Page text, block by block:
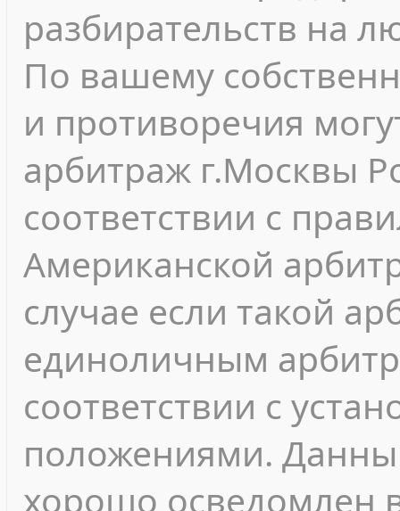
разбирательств на
По вашему
и противоречия
арбитраж г.Москвы
соответствии с
Американской
случае если такой
единоличным
соответствии с
положениями.
хорошо осведомлен